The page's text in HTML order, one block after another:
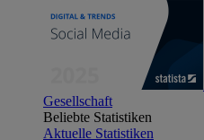
Gesellschaft
Beliebte Statistiken
Aktuelle Statistiken